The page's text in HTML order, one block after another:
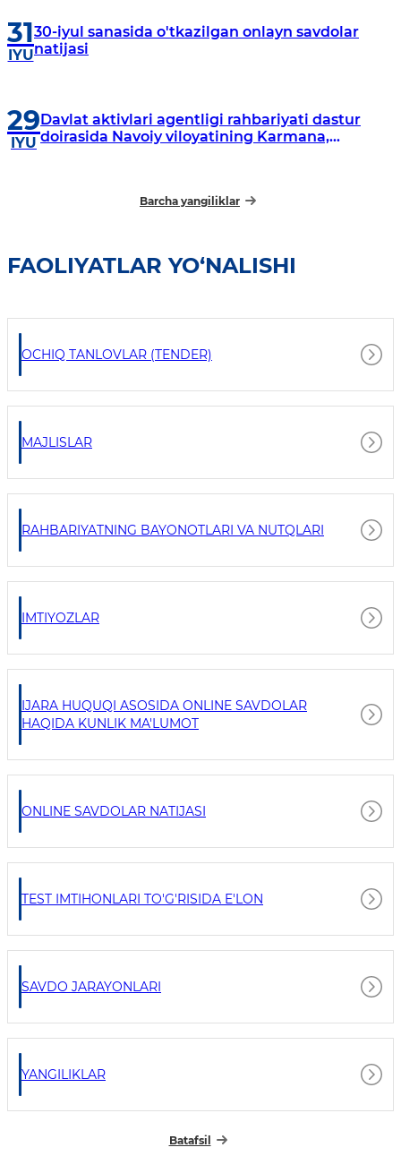
31
IYU
30-iyul sanasida o'tkazilgan onlayn savdolar
natijasi
29
IYU
Davlat aktivlari agentligi rahbariyati dastur
doirasida Navoiy viloyatining Karmana,
Barcha yangiliklar
FAOLIYATLAR YO‘NALISHI
OCHIQ TANLOVLAR (TENDER)
MAJLISLAR
RAHBARIYATNING BAYONOTLARI VA NUTQLARI
IMTIYOZLAR
IJARA HUQUQI ASOSIDA ONLINE SAVDOLAR
HAQIDA KUNLIK MA'LUMOT
ONLINE SAVDOLAR NATIJASI
TEST IMTIHONLARI TO'G'RISIDA E'LON
SAVDO JARAYONLARI
YANGILIKLAR
Batafsil